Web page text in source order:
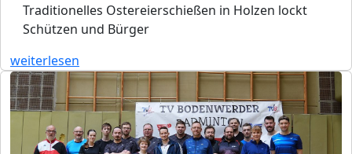
Traditionelles Ostereierschießen in Holzen lockt
Schützen und Bürger
weiterlesen